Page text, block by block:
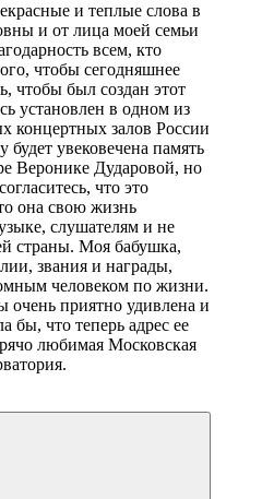
и теплые слова в
и от лица моей семьи
всем, кто
чтобы сегодняшнее
чтобы был создан этот
установлен в одном из
концертных залов России
будет увековечена память
Веронике Дударовой, но
что это
она свою жизнь
слушателям и не
страны. Моя бабушка,
звания и награды,
человеком по жизни.
приятно удивлена и
бы, что теперь адрес ее
любимая Московская